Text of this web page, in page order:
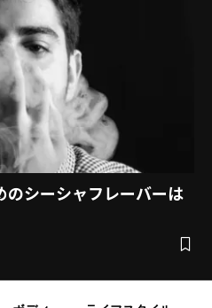
のシーシャフレーバーは